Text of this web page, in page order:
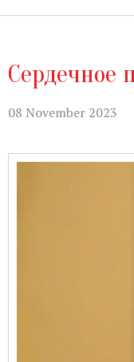
Сердечное
08 November 2023